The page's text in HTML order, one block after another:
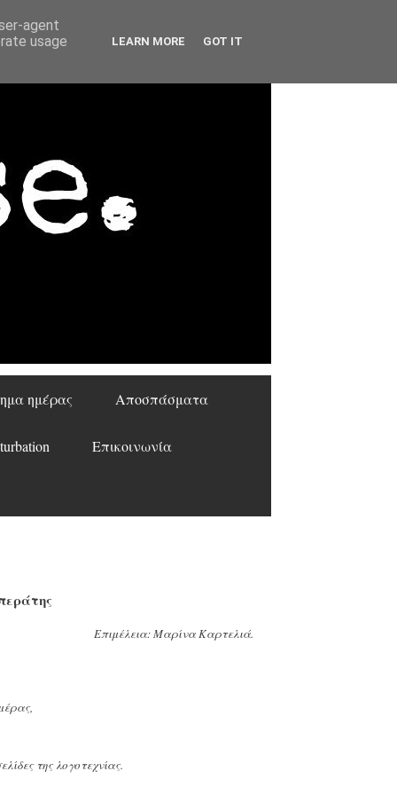
ημέρας Αποσπάσματα
Επικοινωνία
Επιμέλεια: Μαρίνα Καρτελιά.
της λογοτεχνίας.
agent
usage
LEARN MORE GOT IT